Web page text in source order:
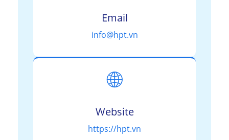
Email
info@hpt.vn
🌐
Website
https://hpt.vn